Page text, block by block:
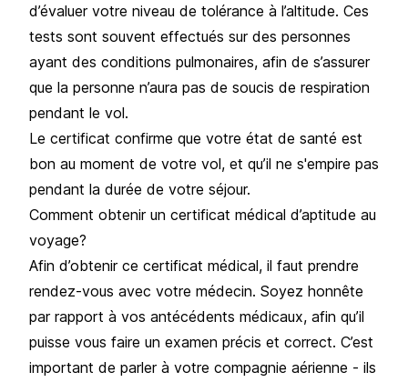
d’évaluer votre niveau de tolérance à l’altitude. Ces
tests sont souvent effectués sur des personnes
ayant des conditions pulmonaires, afin de s’assurer
que la personne n’aura pas de soucis de respiration
pendant le vol.
Le certificat confirme que votre état de santé est
bon au moment de votre vol, et qu’il ne s'empire pas
pendant la durée de votre séjour.
Comment obtenir un certificat médical d’aptitude au
voyage?
Afin d’obtenir ce certificat médical, il faut prendre
rendez-vous avec votre médecin. Soyez honnête
par rapport à vos antécédents médicaux, afin qu’il
puisse vous faire un examen précis et correct. C’est
important de parler à votre compagnie aérienne - ils